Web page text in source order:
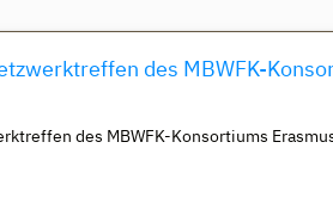
des MBWFK-
des MBWFK-Konsortiums